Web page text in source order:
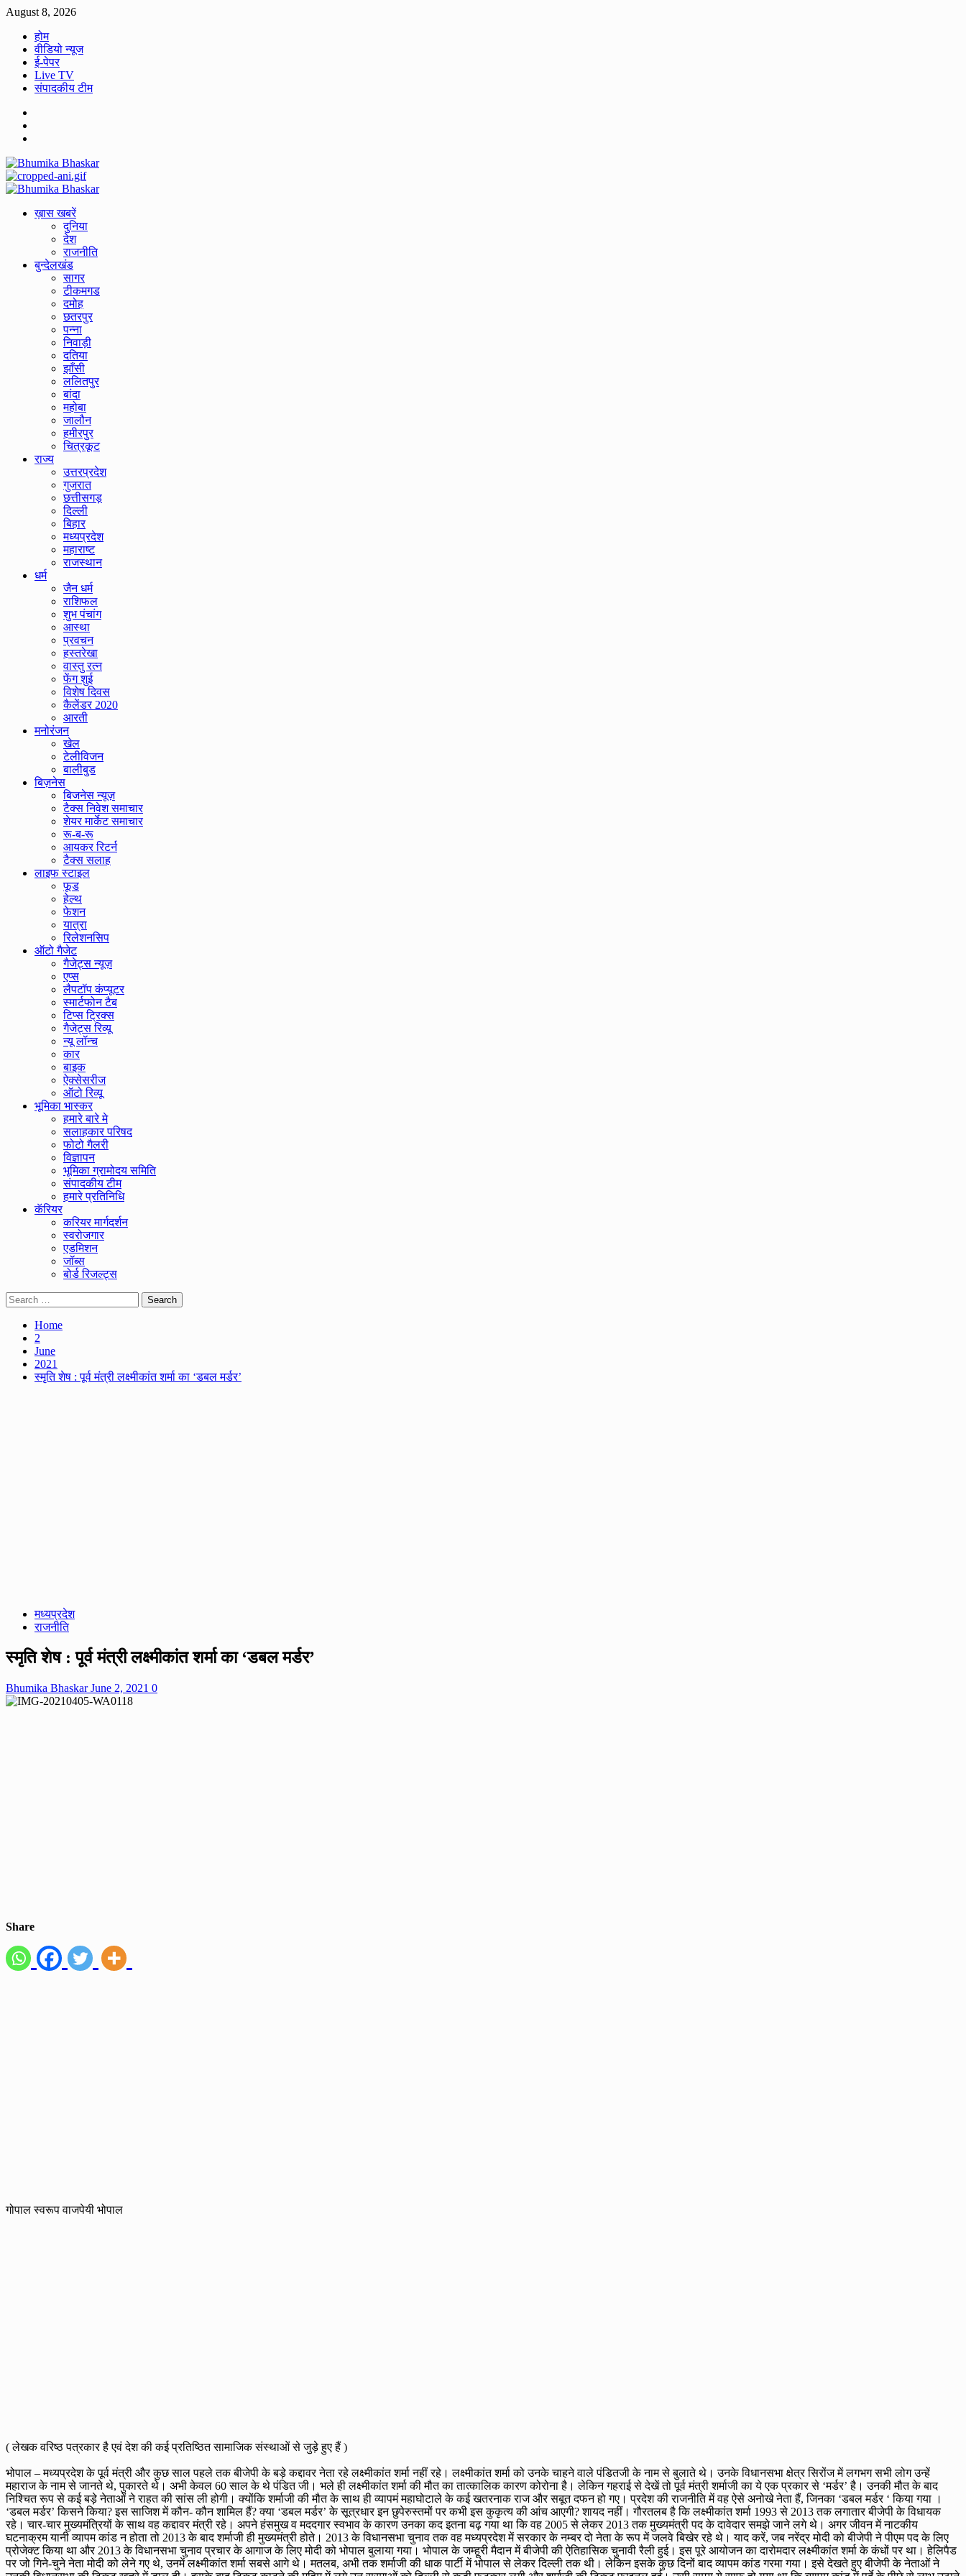
Skip
content
August 8, 2026
होम
वीडियो न्यूज
ई-पेपर
Live TV
संपादकीय टीम
Primary
ख़ास खबरें
दुनिया
देश
राजनीति
बुन्देलखंड
सागर
टीकमगड
दमोह
छतरपुर
पन्ना
निवाड़ी
दतिया
झाँसी
ललितपुर
बांदा
महोबा
जालौन
हमीरपुर
चित्रकूट
राज्य
उत्तरप्रदेश
गुजरात
छत्तीसगड़
दिल्ली
बिहार
मध्यप्रदेश
महाराष्ट
राजस्थान
धर्म
जैन धर्म
राशिफल
शुभ पंचांग
आस्था
प्रवचन
हस्तरेखा
वास्तु रत्न
फेंग शुई
विशेष दिवस
कैलेंडर 2020
आरती
मनोरंजन
खेल
टेलीविजन
बालीबुड
बिज़नेस
बिजनेस न्यूज़
टैक्स निवेश समाचार
शेयर मार्केट समाचार
रू-ब-रू
आयकर रिटर्न
टैक्स सलाह
लाइफ स्टाइल
फूड
हेल्थ
फेशन
यात्रा
रिलेशनसिप
ऑटो गैजेट
गैजेट्स न्यूज़
एप्स
लैपटॉप कंप्यूटर
स्मार्टफोन टैब
टिप्स ट्रिक्स
गैजेट्स रिव्यू
न्यू लॉन्च
कार
बाइक
ऐक्सेसरीज
ऑटो रिव्यू
भूमिका भास्कर
हमारे बारे मे
सलाहकार परिषद
फोटो गैलरी
विज्ञापन
भूमिका ग्रामोदय समिति
संपादकीय टीम
हमारे प्रतिनिधि
कॅरियर
करियर मार्गदर्शन
स्वरोजगार
एडमिशन
जॉब्स
बोर्ड रिजल्ट्स
Search
for:
Home
2
June
2021
स्मृति शेष : पूर्व मंत्री लक्ष्मीकांत शर्मा का ‘डबल मर्डर’
मध्यप्रदेश
राजनीति
स्मृति शेष : पूर्व मंत्री लक्ष्मीकांत शर्मा का ‘डबल मर्डर’
Bhumika BhaskarJune 2, 2021 0
Share
गोपाल स्वरूप वाजपेयी भोपाल
( लेखक वरिष्ठ पत्रकार है एवं देश की कई प्रतिष्ठित सामाजिक संस्थाओं से जुड़े हुए हैं )
भोपाल – मध्यप्रदेश के पूर्व मंत्री और कुछ साल पहले तक बीजेपी के बड़े कद्दावर नेता रहे लक्ष्मीकांत शर्मा नहीं रहे। लक्ष्मीकांत शर्मा को उनके चाहने वाले पंडितजी के नाम से बुलाते थे। उनके विधानसभा क्षेत्र सिरोंज में लगभग सभी लोग उन्हें
महाराज के नाम से जानते थे, पुकारते थे। अभी केवल 60 साल के थे पंडित जी। भले ही लक्ष्मीकांत शर्मा की मौत का तात्कालिक कारण कोरोना है। लेकिन गहराई से देखें तो पूर्व मंत्री शर्माजी का ये एक प्रकार से ‘मर्डर’ है। उनकी मौत के बाद
निश्चित रूप से कई बड़े नेताओं ने राहत की सांस ली होगी। क्योंकि शर्माजी की मौत के साथ ही व्यापमं महाघोटाले के कई खतरनाक राज और सबूत दफन हो गए। प्रदेश की राजनीति में वह ऐसे अनोखे नेता हैं, जिनका ‘डबल मर्डर ‘ किया गया ।
‘डबल मर्डर’ किसने किया? इस साजिश में कौन- कौन शामिल हैं? क्या ‘डबल मर्डर’ के सूत्रधार इन छुपेरुस्तमों पर कभी इस कुकृत्य की आंच आएगी? शायद नहीं। गौरतलब है कि लक्ष्मीकांत शर्मा 1993 से 2013 तक लगातार बीजेपी के विधायक
रहे। चार-चार मुख्यमंत्रियों के साथ वह कद्दावर मंत्री रहे। अपने हंसमुख व मददगार स्वभाव के कारण उनका कद इतना बढ़ गया था कि वह 2005 से लेकर 2013 तक मुख्यमंत्री पद के दावेदार समझे जाने लगे थे। अगर जीवन में नाटकीय
घटनाक्रम यानी व्यापम कांड न होता तो 2013 के बाद शर्माजी ही मुख्यमंत्री होते। 2013 के विधानसभा चुनाव तक वह मध्यप्रदेश में सरकार के नम्बर दो नेता के रूप में जलवे बिखेर रहे थे। याद करें, जब नरेंद्र मोदी को बीजेपी ने पीएम पद के लिए
प्रोजेक्ट किया था और 2013 के विधानसभा चुनाव प्रचार के आगाज के लिए मोदी को भोपाल बुलाया गया। भोपाल के जम्हूरी मैदान में बीजेपी की ऐतिहासिक चुनावी रैली हुई। इस पूरे आयोजन का दारोमदार लक्ष्मीकांत शर्मा के कंधों पर था। हेलिपैड
पर जो गिने-चुने नेता मोदी को लेने गए थे, उनमें लक्ष्मीकांत शर्मा सबसे आगे थे। मतलब, अभी तक शर्माजी की धाक पार्टी में भोपाल से लेकर दिल्ली तक थी। लेकिन इसके कुछ दिनों बाद व्यापम कांड गरमा गया। इसे देखते हुए बीजेपी के नेताओं ने